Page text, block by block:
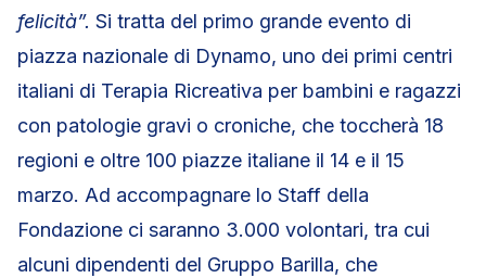
felicità”. Si tratta del primo grande evento di
piazza nazionale di Dynamo, uno dei primi centri
italiani di Terapia Ricreativa per bambini e ragazzi
con patologie gravi o croniche, che toccherà 18
regioni e oltre 100 piazze italiane il 14 e il 15
marzo. Ad accompagnare lo Staff della
Fondazione ci saranno 3.000 volontari, tra cui
alcuni dipendenti del Gruppo Barilla, che